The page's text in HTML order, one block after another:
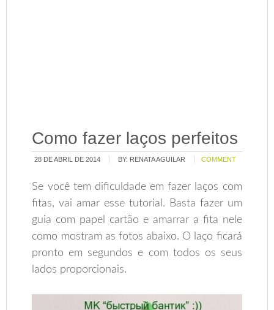
Como fazer laços perfeitos
28 DE ABRIL DE 2014 BY: RENATA AGUILAR COMMENT
Se você tem dificuldade em fazer laços com
fitas, vai amar esse tutorial. Basta fazer um
guia com papel cartão e amarrar a fita nele
como mostram as fotos abaixo. O laço ficará
pronto em segundos e com todos os seus
lados proporcionais.